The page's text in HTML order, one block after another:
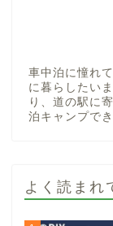
HOME 道の駅
検索